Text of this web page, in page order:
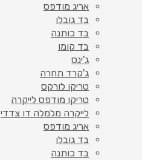
אריג מודפס
בד גובלן
בד כותנה
בד קומו
ג'ינס
ג'קרד תחרה
טריקו לורקס
טריקו מודפס לייקרה
לייקרה מלמלה דו צדדי
אריג מודפס
בד גובלן
בד כותנה